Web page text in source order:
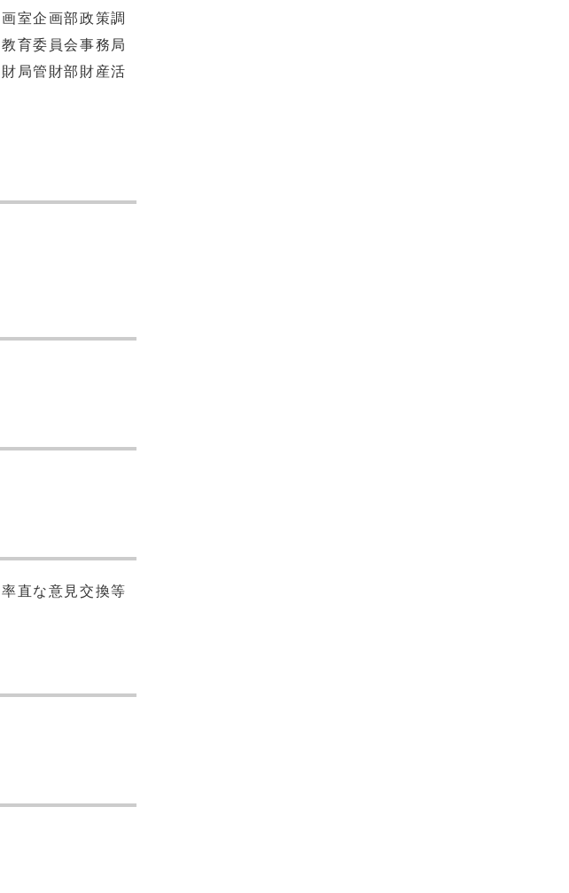
室企画部政策調
育委員会事務局
局管財部財産活
直な意見交換等